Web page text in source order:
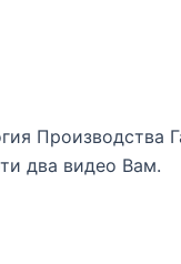
Производства
два видео Вам.